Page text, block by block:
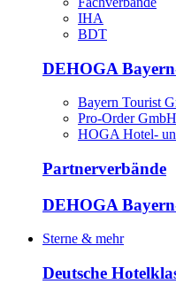
IHA
BDT
DEHOGA
Bayern Tourist
Pro-Order GmbH
HOGA Hotel-
Partnerverbände
DEHOGA
Sterne & mehr
Deutsche